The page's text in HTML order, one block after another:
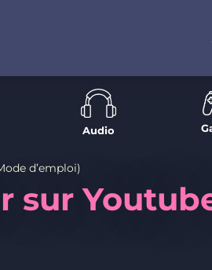
Audio
d’emploi)
sur